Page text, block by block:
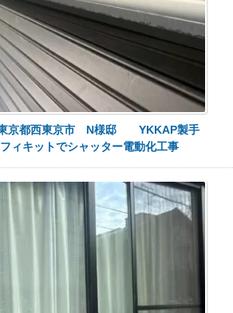
京都西東京市 N様邸 YKKAP製手
ィキットでシャッター電動化工事